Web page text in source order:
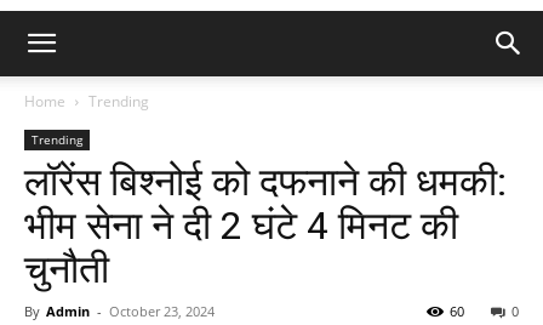
Home Trending
Trending
लॉरेंस बिश्नोई को दफनाने की धमकी:
भीम सेना ने दी 2 घंटे 4 मिनट की
चुनौती
By Admin - October 23, 2024 0
60